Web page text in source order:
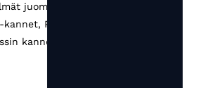
juomasi kuppiin kaikenlaisilla
PP-kannet, PET-kannet,
kannet. ...